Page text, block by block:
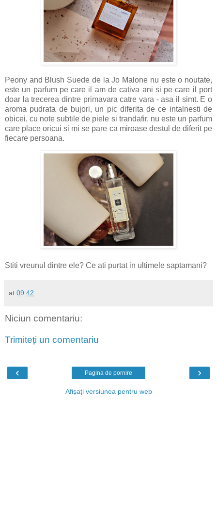
Peony and Blush Suede de la Jo Malone nu este o noutate,
este un parfum pe care il am de cativa ani si pe care il port
doar la trecerea dintre primavara catre vara - asa il simt. E o
aroma pudrata de bujori, un pic diferita de ce intalnesti de
obicei, cu note subtile de piele si trandafir, nu este un parfum
care place oricui si mi se pare ca miroase destul de diferit pe
fiecare persoana.
Stiti vreunul dintre ele? Ce ati purtat in ultimele saptamani?
at 09:42
Niciun comentariu:
Trimiteți un comentariu
‹ ›
Pagina de pornire
Afișați versiunea pentru web